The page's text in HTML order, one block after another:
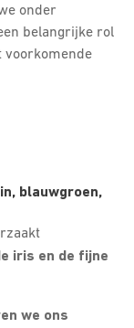
onder
belangrijke rol
voorkomende
blauwgroen,
iris en de fijne
we ons